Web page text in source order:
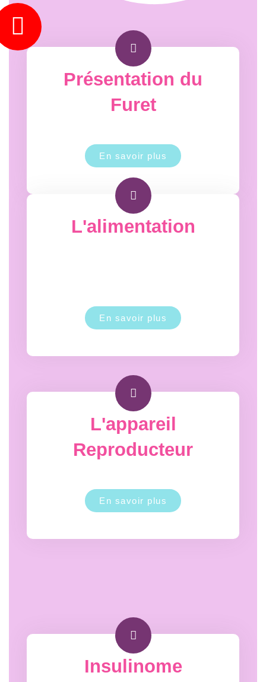
Présentation du
Furet
En savoir plus
L'alimentation
En savoir plus
L'appareil
Reproducteur
En savoir plus
Insulinome